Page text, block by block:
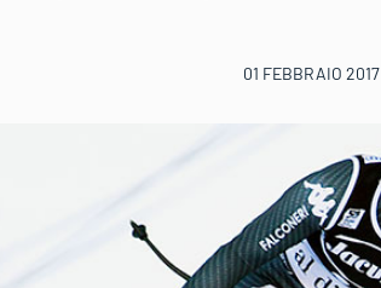
01 FEBBRAIO 2017